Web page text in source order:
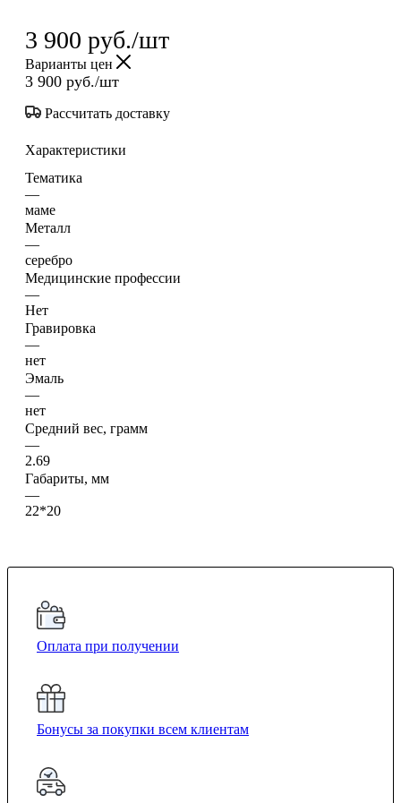
3 900 руб./шт
Варианты цен
3 900 руб./шт
Рассчитать доставку
Характеристики
Тематика
—
маме
Металл
—
серебро
Медицинские профессии
—
Нет
Гравировка
—
нет
Эмаль
—
нет
Средний вес, грамм
—
2.69
Габариты, мм
—
22*20
Оплата при получении
Бонусы за покупки всем клиентам